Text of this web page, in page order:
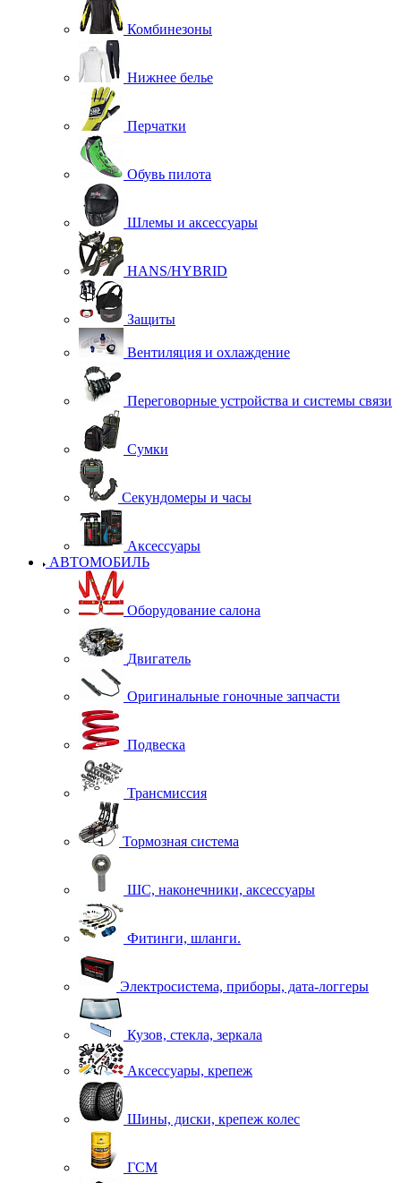
Комбинезоны
Нижнее белье
Перчатки
Обувь пилота
Шлемы и аксессуары
HANS/HYBRID
Защиты
Вентиляция и охлаждение
Переговорные устройства и системы связи
Сумки
Секундомеры и часы
Аксессуары
АВТОМОБИЛЬ
Оборудование салона
Двигатель
Оригинальные гоночные запчасти
Подвеска
Трансмиссия
Тормозная система
ШС, наконечники, аксессуары
Фитинги, шланги.
Электросистема, приборы, дата-логгеры
Кузов, стекла, зеркала
Аксессуары, крепеж
Шины, диски, крепеж колес
ГСМ